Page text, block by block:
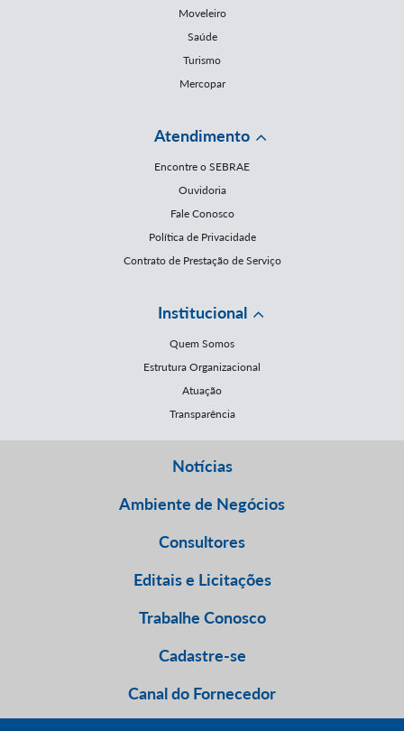
Moveleiro
Saúde
Turismo
Mercopar
Atendimento
Encontre o SEBRAE
Ouvidoria
Fale Conosco
Política de Privacidade
Contrato de Prestação de Serviço
Institucional
Quem Somos
Estrutura Organizacional
Atuação
Transparência
Notícias
Ambiente de Negócios
Consultores
Editais e Licitações
Trabalhe Conosco
Cadastre-se
Canal do Fornecedor